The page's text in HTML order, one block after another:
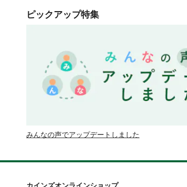
ピックアップ特集
みんなの声でアップデートしました